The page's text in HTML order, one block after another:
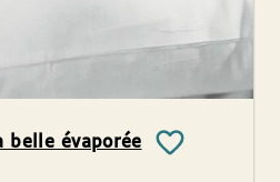
belle évaporée